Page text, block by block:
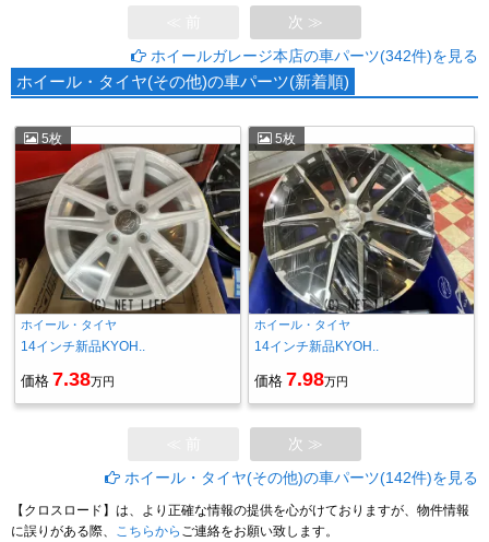
次 ≫
ホイールガレージ本店の車パーツ(342件)を見る
ホイール・タイヤ(その他)の車パーツ(新着順)
5枚
ホイール・タイヤ
14インチ新品KYOH..
価格 7.38万円
5枚
ホイール・タイヤ
14インチ新品KYOH..
価格 7.98万円
次 ≫
ホイール・タイヤ(その他)の車パーツ(142件)を見る
【クロスロード】は、より正確な情報の提供を心がけておりますが、物件情報
に誤りがある際、 こちらから ご連絡をお願い致します。